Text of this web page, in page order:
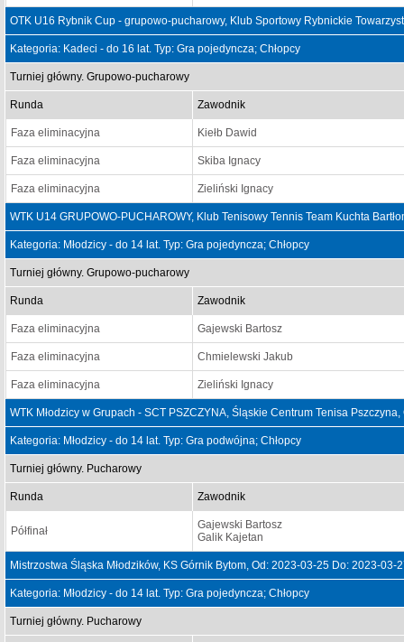
OTK U16 Rybnik Cup - grupowo-pucharowy, Klub Sportowy Rybnickie
Kategoria: Kadeci - do 16 lat. Typ: Gra pojedyncza; Chłopcy
Turniej główny. Grupowo-pucharowy
Runda Zawodnik
Faza eliminacyjna Kiełb Dawid
Faza eliminacyjna Skiba Ignacy
Faza eliminacyjna Zieliński Ignacy
WTK U14 GRUPOWO-PUCHAROWY, Klub Tenisowy Tennis Team Kuchta
Kategoria: Młodzicy - do 14 lat. Typ: Gra pojedyncza; Chłopcy
Turniej główny. Grupowo-pucharowy
Runda Zawodnik
Faza eliminacyjna Gajewski Bartosz
Faza eliminacyjna Chmielewski Jakub
Faza eliminacyjna Zieliński Ignacy
WTK Młodzicy w Grupach - SCT PSZCZYNA, Śląskie Centrum Tenisa
Kategoria: Młodzicy - do 14 lat. Typ: Gra podwójna; Chłopcy
Turniej główny. Pucharowy
Runda Zawodnik
Półfinał
Gajewski Bartosz
Galik Kajetan
Mistrzostwa Śląska Młodzików, KS Górnik Bytom, Od: 2023-03-25 Do: 2023-03-
Kategoria: Młodzicy - do 14 lat. Typ: Gra pojedyncza; Chłopcy
Turniej główny. Pucharowy